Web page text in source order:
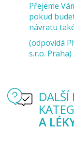
Přejeme
pokud
návratu
(odpovídá
s.r.o. Praha)
DALŠÍ
A